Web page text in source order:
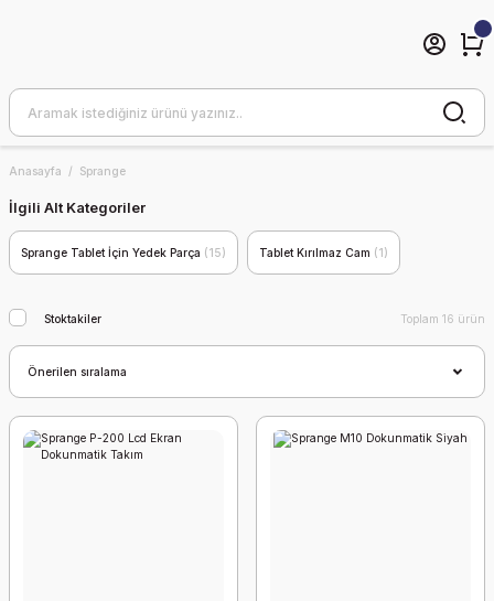
Anasayfa Sprange
İlgili Alt Kategoriler
Sprange Tablet İçin Yedek Parça (15) Tablet Kırılmaz Cam (1)
Stoktakiler Toplam 16 ürün